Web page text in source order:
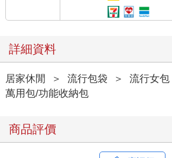
詳細資料
居家休閒 ＞ 流行包袋 ＞ 流行女包
萬用包/功能收納包
商品評價